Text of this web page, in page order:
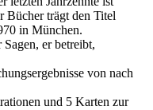
Bücher trägt den Titel
in München.
er betreibt,
von nach
und 5 Karten zur